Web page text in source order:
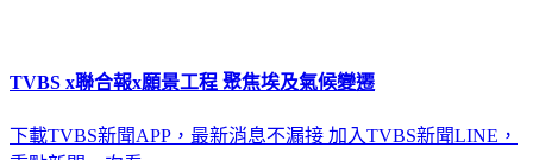
TVBS x聯合報x願景工程 聚焦埃及氣候變遷
下載TVBS新聞APP，最新消息不漏接 加入TVBS新聞LINE，